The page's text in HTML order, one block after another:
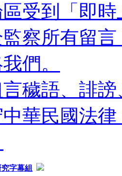
受到「即
察所有留
們。
穢語、誹
華民國法
字幕組